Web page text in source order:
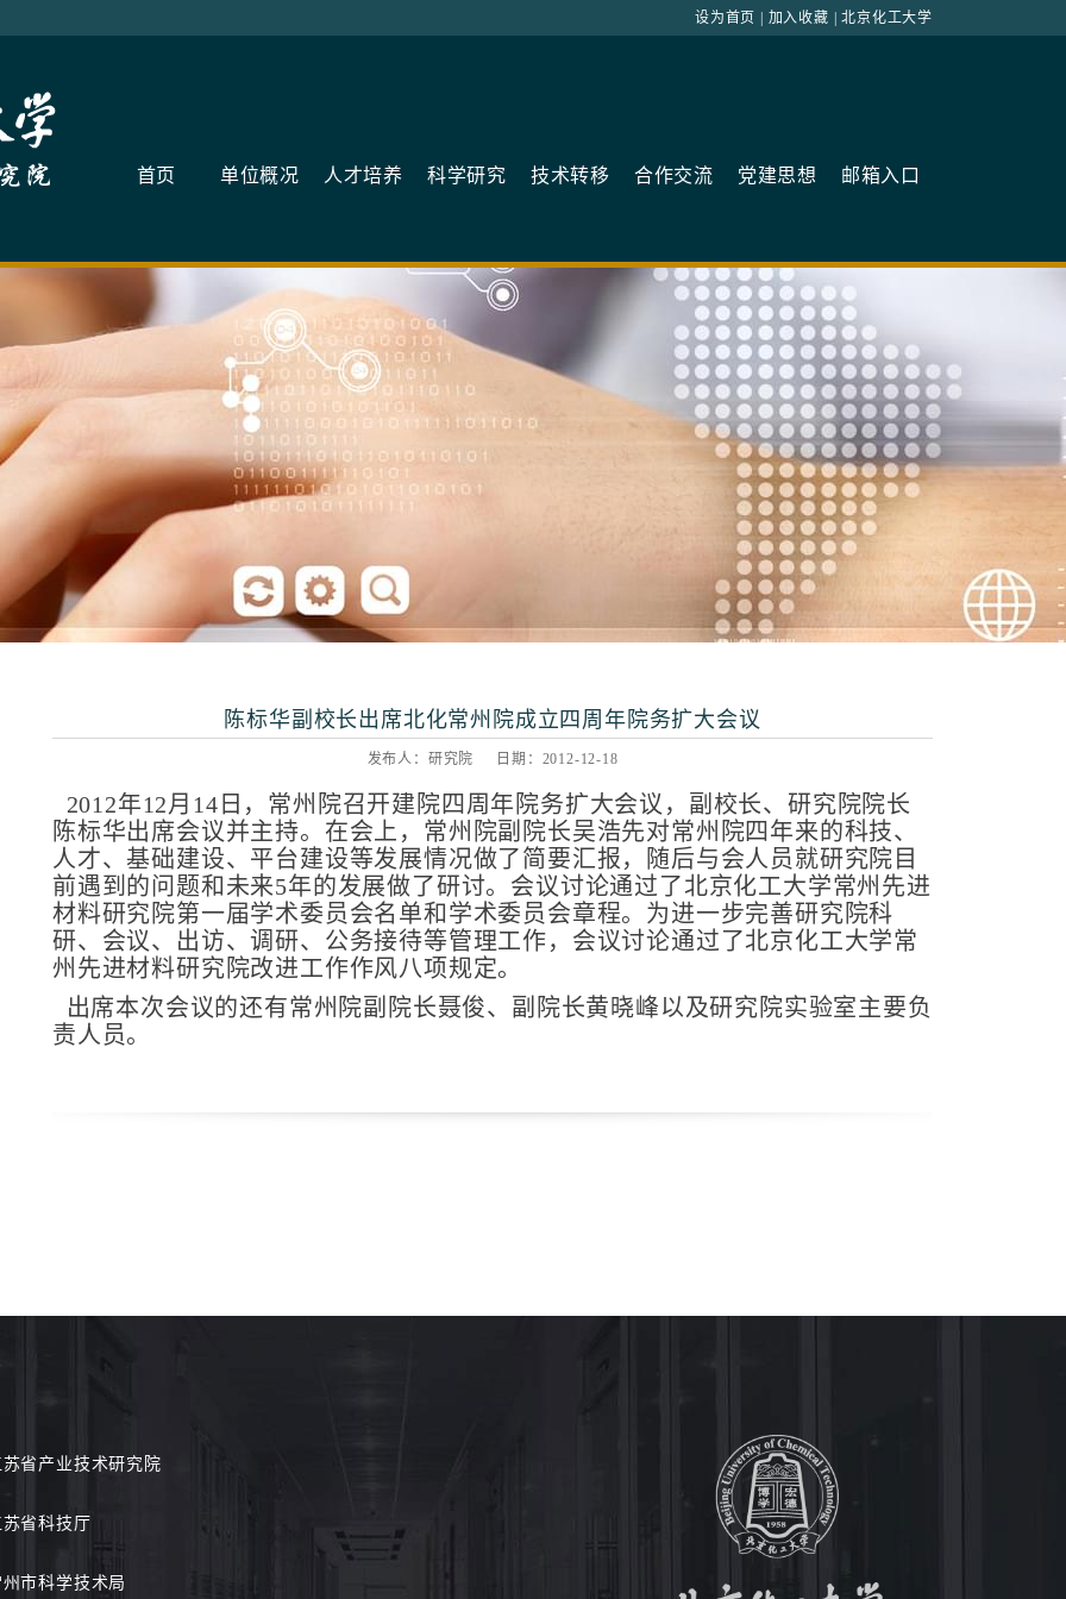
设为首页 加入收藏 |北京化工大学
首页 单位概况 人才培养 科学研究 技术转移 合作交流 党建思想 邮箱入口
陈标华副校长出席北化常州院成立四周年院务扩大会议
发布人：研究院 日期：2012-12-18
2012年12月14日，常州院召开建院四周年院务扩大会议，副校长、研究院院长
陈标华出席会议并主持。在会上，常州院副院长吴浩先对常州院四年来的科技、
人才、基础建设、平台建设等发展情况做了简要汇报，随后与会人员就研究院目
前遇到的问题和未来5年的发展做了研讨。会议讨论通过了北京化工大学常州先进
材料研究院第一届学术委员会名单和学术委员会章程。为进一步完善研究院科
研、会议、出访、调研、公务接待等管理工作，会议讨论通过了北京化工大学常
州先进材料研究院改进工作作风八项规定。
出席本次会议的还有常州院副院长聂俊、副院长黄晓峰以及研究院实验室主要负
责人员。
苏省产业技术研究院
省科技厅
市科学技术局